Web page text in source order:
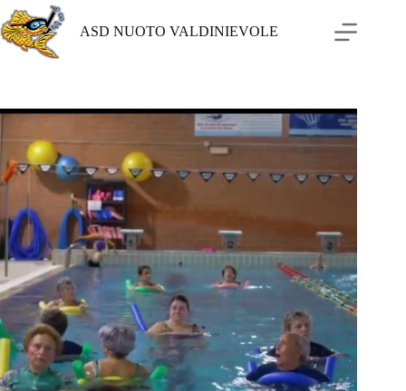
Salta
al
contenuto
ASD NUOTO VALDINIEVOLE